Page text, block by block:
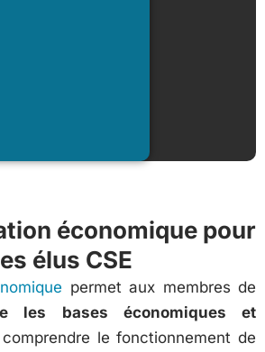
économique pour
élus CSE
permet aux membres de
les bases économiques et
le fonctionnement de